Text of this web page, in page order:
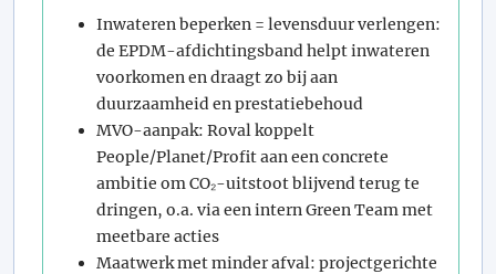
Inwateren beperken = levensduur verlengen:
de EPDM-afdichtingsband helpt inwateren
voorkomen en draagt zo bij aan
duurzaamheid en prestatiebehoud
MVO-aanpak: Roval koppelt
People/Planet/Profit aan een concrete
ambitie om CO₂-uitstoot blijvend terug te
dringen, o.a. via een intern Green Team met
meetbare acties
Maatwerk met minder afval: projectgerichte